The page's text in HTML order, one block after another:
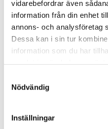
vidarebefordrar även
information från din enhet
annons- och analysföretag
Dessa kan i sin tur
information som du har
Nödvändig
Inställningar
Business manager
Stockholm
Rekrytering
Biträdande